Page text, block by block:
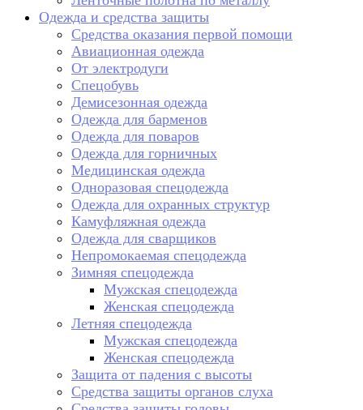
Одежда и средства защиты
Средства оказания первой помощи
Авиационная одежда
От электродуги
Спецобувь
Демисезонная одежда
Одежда для барменов
Одежда для поваров
Одежда для горничных
Медицинская одежда
Одноразовая спецодежда
Одежда для охранных структур
Камуфляжная одежда
Одежда для сварщиков
Непромокаемая спецодежда
Зимняя спецодежда
Мужская спецодежда
Женская спецодежда
Летняя спецодежда
Мужская спецодежда
Женская спецодежда
Защита от падения с высоты
Средства защиты органов слуха